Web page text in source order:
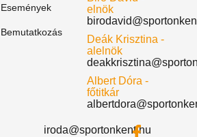
Események
Bemutatkozás
elnök
Deák Krisztina -
alelnök
Albert Dóra -
főtitkár
iroda@sportonkent.hu